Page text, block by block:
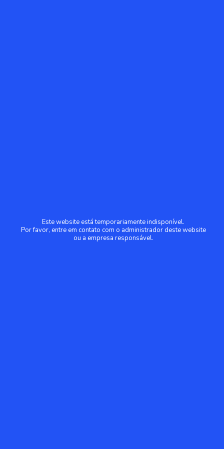
Este website está temporariamente indisponível.
Por favor, entre em contato com o administrador deste website
ou a empresa responsável.